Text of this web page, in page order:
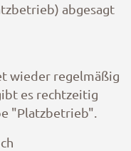
abgesagt
wieder regelmäßig
es rechtzeitig
"Platzbetrieb".